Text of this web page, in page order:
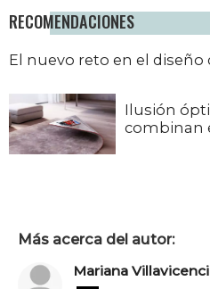
RECOMENDACIONES
El nuevo reto en el diseño
Ilusión
combinan
Más acerca del autor:
Mariana